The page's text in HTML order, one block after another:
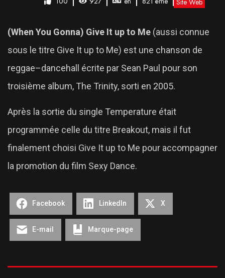
(When You Gonna) Give It up to Me (aussi connue
sous le titre Give It up to Me) est une chanson de
reggae–dancehall écrite par Sean Paul pour son
troisième album, The Trinity, sorti en 2005.
Après la sortie du single Temperature était
programmée celle du titre Breakout, mais il fut
finalement choisi Give It up to Me pour accompagner
la promotion du film Sexy Dance.
Facebook LinkedIn X
E-mail Marque-page